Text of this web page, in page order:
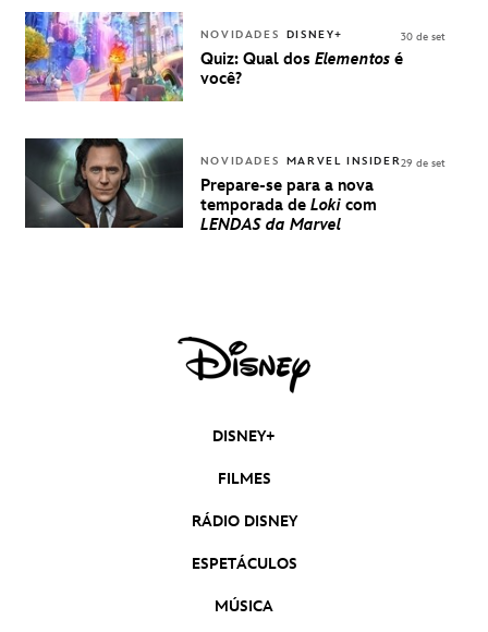
DISNEY
NOVIDADES DISNEY+
Quiz: Qual dos Elementos é
você?
30 de set
NOVIDADES MARVEL INSIDER
Prepare-se para a nova
temporada de Loki com
LENDAS da Marvel
29 de set
DISNEY+
FILMES
RÁDIO DISNEY
ESPETÁCULOS
MÚSICA